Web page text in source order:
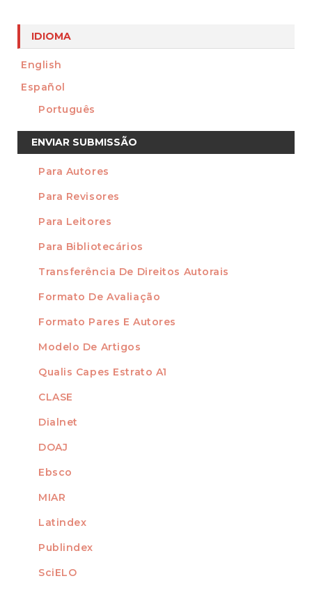
IDIOMA
English
Español
Português
Enviar
Submissão
ENVIAR SUBMISSÃO
INFORMAÇÃO
Para Autores
Para Revisores
Para Leitores
Para Bibliotecários
FORMATOS
Transferência De Direitos Autorais
Formato De Avaliação
Formato Pares E Autores
Modelo De Artigos
INDEXADO EM
Qualis Capes Estrato A1
CLASE
Dialnet
DOAJ
Ebsco
MIAR
Latindex
Publindex
SciELO